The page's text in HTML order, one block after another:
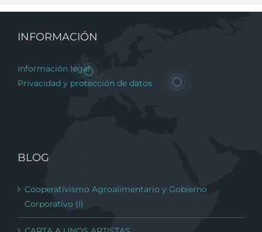
INFORMACIÓN
Información legal
Privacidad y protección de datos
BLOG
Cooperativismo Agroalimentario y Gobierno
Corporativo (I)